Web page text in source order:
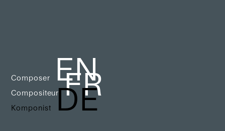
Composer EN
CompositeurFR
Komponist DE